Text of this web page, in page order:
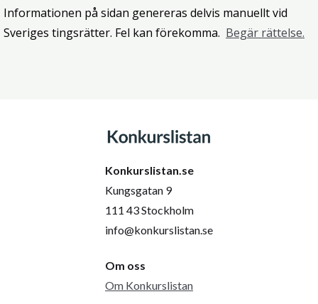
Informationen på sidan genereras delvis manuellt vid
Sveriges tingsrätter. Fel kan förekomma. Begär rättelse.
Konkurslistan.se
Kungsgatan 9
111 43 Stockholm
info@konkurslistan.se
Om oss
Om Konkurslistan